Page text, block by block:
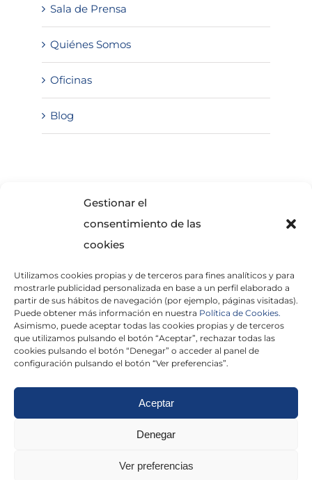
Gestionar el
consentimiento de las
cookies
Utilizamos cookies propias y de terceros para fines analíticos y para
mostrarle publicidad personalizada en base a un perfil elaborado a
partir de sus hábitos de navegación (por ejemplo, páginas visitadas).
Puede obtener más información en nuestra Política de Cookies.
Asimismo, puede aceptar todas las cookies propias y de terceros
que utilizamos pulsando el botón “Aceptar”, rechazar todas las
cookies pulsando el botón “Denegar” o acceder al panel de
configuración pulsando el botón “Ver preferencias”.
Aceptar
Denegar
Ver preferencias
Sala de Prensa
Quiénes Somos
Oficinas
Blog
He leído y acepto laPolítica de Privacidad
Politica de cookies|Aviso Legal
Madrid|Tarragona